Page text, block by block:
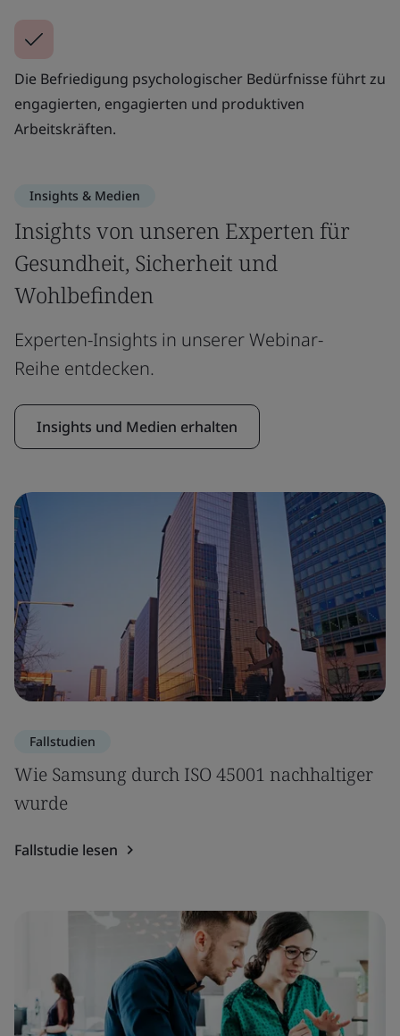
Die Befriedigung psychologischer Bedürfnisse führt zu
engagierten, engagierten und produktiven
Arbeitskräften.
Insights & Medien
Insights von unseren Experten für
Gesundheit, Sicherheit und
Wohlbefinden
Experten-Insights in unserer Webinar-
Reihe entdecken.
Insights und Medien erhalten
Fallstudien
Wie Samsung durch ISO 45001 nachhaltiger
wurde
Fallstudie lesen